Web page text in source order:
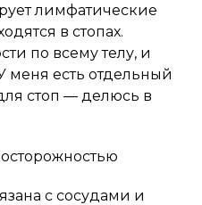
лимфатические
в стопах.
по всему телу, и
меня есть отдельный
стоп — делюсь в
с сосудами и